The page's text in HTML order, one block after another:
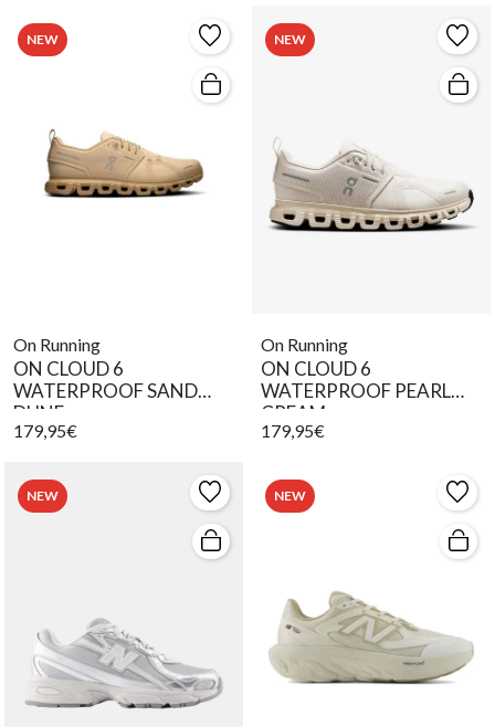
NEW
On Running
ON CLOUD 6
WATERPROOF SAND
DUNE
179,95€
NEW
On Running
ON CLOUD 6
WATERPROOF PEARL
CREAM
179,95€
NEW NEW